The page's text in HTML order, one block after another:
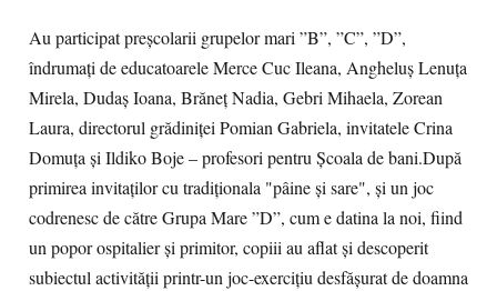
Au participat preșcolarii grupelor mari ”B”, ”C”, ”D”,
îndrumaţi de educatoarele Merce Cuc Ileana, Angheluș Lenuța
Mirela, Dudaș Ioana, Brăneț Nadia, Gebri Mihaela, Zorean
Laura, directorul grădiniței Pomian Gabriela, invitatele Crina
Domuța și Ildiko Boje – profesori pentru Școala de bani.După
primirea invitaților cu tradiţionala "pâine şi sare", şi un joc
codrenesc de către Grupa Mare ”D”, cum e datina la noi, fiind
un popor ospitalier și primitor, copiii au aflat și descoperit
subiectul activității printr-un joc-exercițiu desfășurat de doamna